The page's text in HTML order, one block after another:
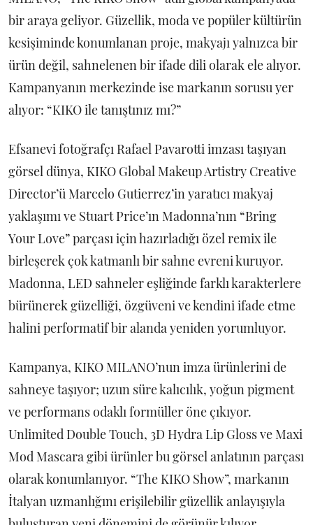
bir araya geliyor. Güzellik, moda ve popüler kültürün
kesişiminde konumlanan proje, makyajı yalnızca bir
ürün değil, sahnelenen bir ifade dili olarak ele alıyor.
Kampanyanın merkezinde ise markanın sorusu yer
alıyor: “KIKO ile tanıştınız mı?”
Efsanevi fotoğrafçı Rafael Pavarotti imzası taşıyan
görsel dünya, KIKO Global Makeup Artistry Creative
Director’ü Marcelo Gutierrez’in yaratıcı makyaj
yaklaşımı ve Stuart Price’ın Madonna’nın “Bring
Your Love” parçası için hazırladığı özel remix ile
birleşerek çok katmanlı bir sahne evreni kuruyor.
Madonna, LED sahneler eşliğinde farklı karakterlere
bürünerek güzelliği, özgüveni ve kendini ifade etme
halini performatif bir alanda yeniden yorumluyor.
Kampanya, KIKO MILANO’nun imza ürünlerini de
sahneye taşıyor; uzun süre kalıcılık, yoğun pigment
ve performans odaklı formüller öne çıkıyor.
Unlimited Double Touch, 3D Hydra Lip Gloss ve Maxi
Mod Mascara gibi ürünler bu görsel anlatının parçası
olarak konumlanıyor. “The KIKO Show”, markanın
İtalyan uzmanlığını erişilebilir güzellik anlayışıyla